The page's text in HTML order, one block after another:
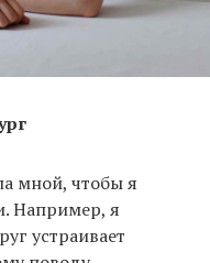
мной, чтобы я
Например, я
устраивает